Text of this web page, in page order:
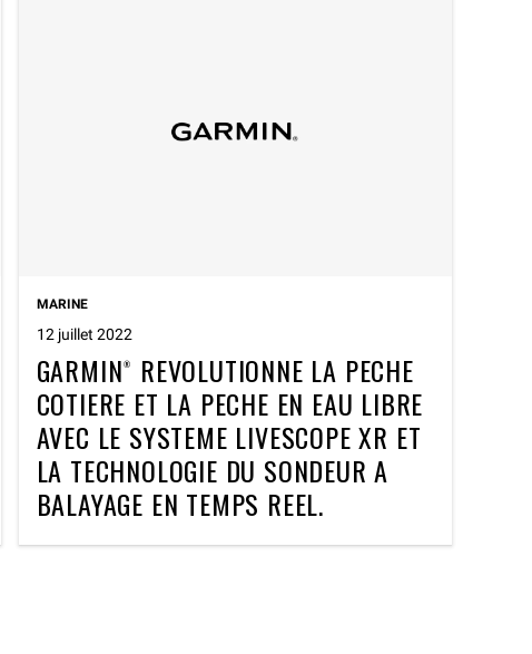
MARINE
12 juillet 2022
GARMIN® REVOLUTIONNE LA PECHE
COTIERE ET LA PECHE EN EAU LIBRE
AVEC LE SYSTEME LIVESCOPE XR ET
LA TECHNOLOGIE DU SONDEUR A
BALAYAGE EN TEMPS REEL.